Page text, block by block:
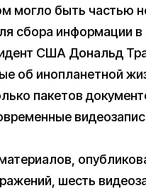
могло быть частью
сбора информации
США Дональд
об инопланетной
пакетов
шесть